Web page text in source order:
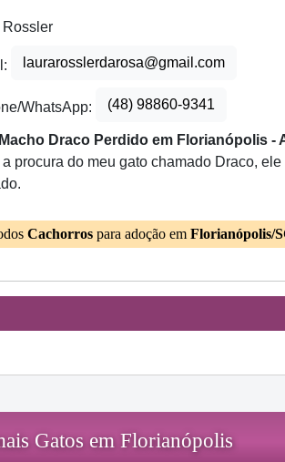
Rossler
laurarosslerdarosa@gmail.com
WhatsApp: (48) 98860-9341
Draco Perdido em Florianópolis -
a procura do meu gato chamado Draco,
Cachorros para adoção em Florianópolis/
Gatos em Florianópolis